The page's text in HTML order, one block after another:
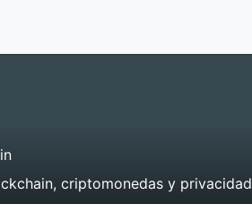
criptomonedas y privacidad